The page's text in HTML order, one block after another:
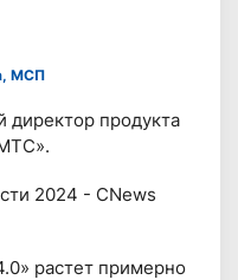
МСП
директор продукта
2024 - CNews
растет примерно